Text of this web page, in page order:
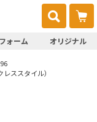
ォーム オリジナル
レススタイル）